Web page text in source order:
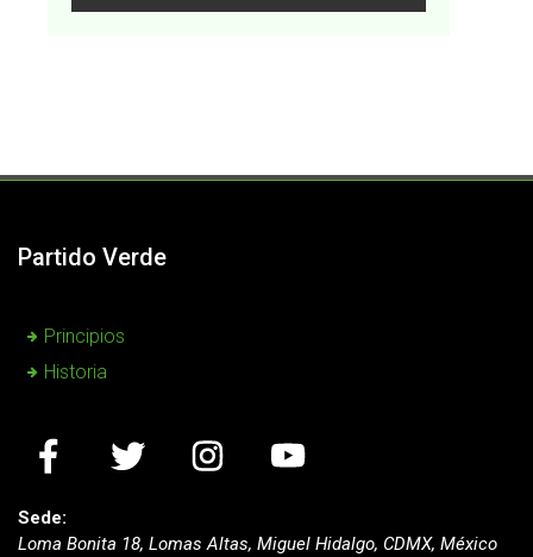
Leer más:
Partido Verde
Principios
Historia
Sede:
Loma Bonita 18, Lomas Altas, Miguel Hidalgo, CDMX, México